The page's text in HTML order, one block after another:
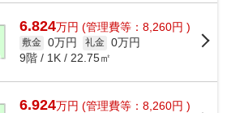
となら、地...
6.824万円 (管理費等：8,260円 )
敷金 0万円 礼金 0万円
9階 / 1K / 22.75㎡
6.924万円 (管理費等：8,260円 )